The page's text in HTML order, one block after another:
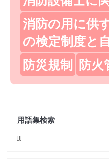
消防の用に供
の検定制度と
防災規制 防火
用語集検索
jjj